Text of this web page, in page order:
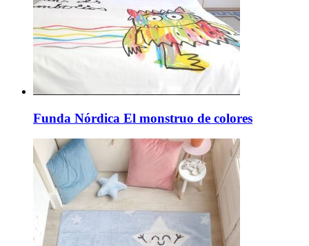
Funda Nórdica El monstruo de colores